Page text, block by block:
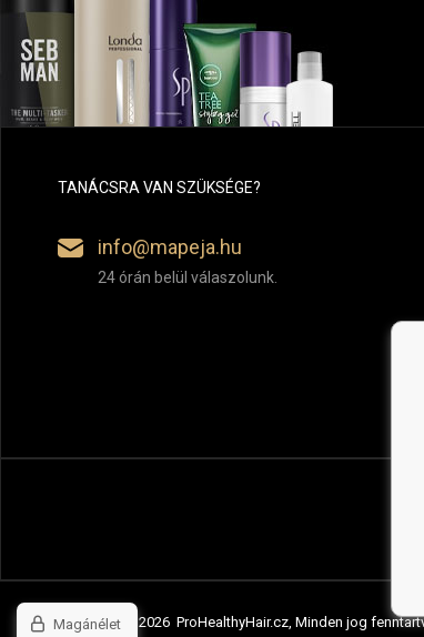
TANÁCSRA VAN SZÜKSÉGE?
info@mapeja.hu
24 órán belül válaszolunk.
Copyright © 2026 ProHealthyHair.cz, Minden jog
Magánélet